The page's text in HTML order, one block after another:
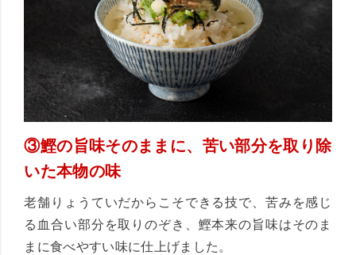
③鰹の旨味そのままに、苦い部分を取り除
いた本物の味
老舗りょうていだからこそできる技で、苦みを感じ
る血合い部分を取りのぞき、鰹本来の旨味はそのま
まに食べやすい味に仕上げました。